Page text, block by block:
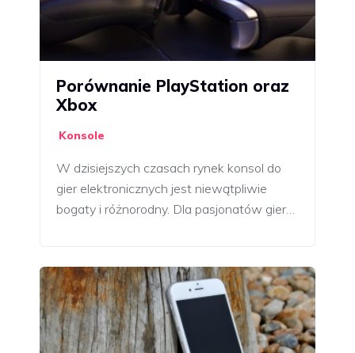
Porównanie PlayStation oraz
Xbox
Konsole
W dzisiejszych czasach rynek konsol do
gier elektronicznych jest niewątpliwie
bogaty i różnorodny. Dla pasjonatów gier…